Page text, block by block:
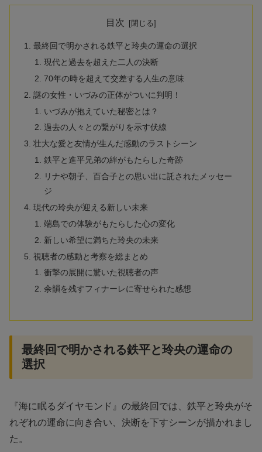
目次
最終回で明かされる鉄平と玲央の運命の選択
現代と過去を超えた二人の決断
70年の時を超えて交差する人生の意味
謎の女性・いづみの正体がついに判明！
いづみが抱えていた秘密とは？
過去の人々との繋がりを示す伏線
壮大な愛と友情が生んだ感動のラストシーン
鉄平と進平兄弟の絆がもたらした奇跡
リナや朝子、百合子との思い出に託されたメッセー
ジ
現代の玲央が迎える新しい未来
端島での体験がもたらした心の変化
新しい希望に満ちた玲央の未来
視聴者の感動と考察を総まとめ
衝撃の展開に驚いた視聴者の声
余韻を残すフィナーレに寄せられた感想
最終回で明かされる鉄平と玲央の運命の
選択
『海に眠るダイヤモンド』の最終回では、鉄平と玲央がそ
れぞれの運命に向き合い、決断を下すシーンが描かれまし
た。